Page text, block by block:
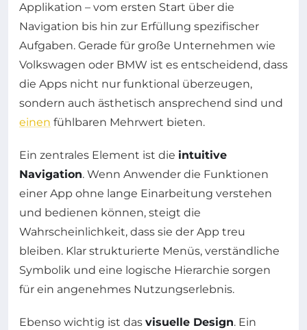
Applikation – vom ersten Start über die
Navigation bis hin zur Erfüllung spezifischer
Aufgaben. Gerade für große Unternehmen wie
Volkswagen oder BMW ist es entscheidend, dass
die Apps nicht nur funktional überzeugen,
sondern auch ästhetisch ansprechend sind und
einen fühlbaren Mehrwert bieten.
Ein zentrales Element ist die intuitive
Navigation. Wenn Anwender die Funktionen
einer App ohne lange Einarbeitung verstehen
und bedienen können, steigt die
Wahrscheinlichkeit, dass sie der App treu
bleiben. Klar strukturierte Menüs, verständliche
Symbolik und eine logische Hierarchie sorgen
für ein angenehmes Nutzungserlebnis.
Ebenso wichtig ist das visuelle Design. Ein